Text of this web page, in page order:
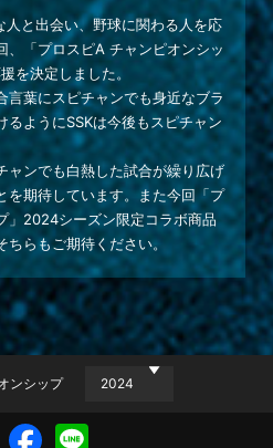
人と出会い、野球に関わる人を応
、「プロスピA チャンピオンシッ
を決定しました。
言葉にスピチャンでも身近なブラ
るようにSSKは今後もスピチャン
ャンでも白熱した試合が繰り広げ
を期待しています。また今回「プ
」2024シーズン限定コラボ商品
ちらもご期待ください。
ンシップ